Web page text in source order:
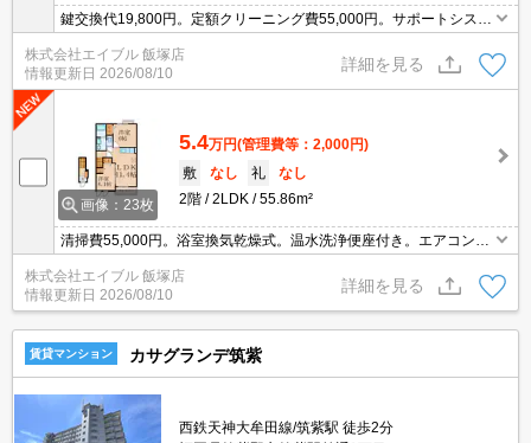
鍵交換代19,800円。定額クリーニング費55,000円。サポートシステ
ム加入要2,200円/月。賃料口座引落手数料550円/月。駐車場2台目月
3,300円。消毒費11,000円。
株式会社エイブル 飯塚店
情報更新日 2026/08/10
詳細を見る
画像：23枚
5.4万円(管理費等：2,000円)
敷
なし 礼
なし
2階
2LDK 55.86m²
清掃費55,000円。浴室換気乾燥式。温水洗浄便座付き。エアコン1
基付き。TVインターホン付き。保証会社加入要(月額総支払額の5
0%、10,000円/年)。サポートシステム加入要2,200円/月。
株式会社エイブル 飯塚店
情報更新日 2026/08/10
詳細を見る
賃貸マンション カサグランデ筑紫
西鉄天神大牟田線/筑紫駅 徒歩2分